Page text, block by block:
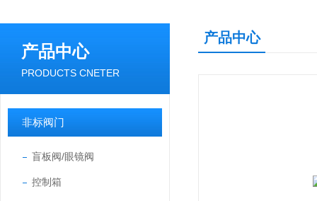
产品中心
PRODUCTS CNETER
非标阀门
盲板阀/眼镜阀
控制箱
产品中心